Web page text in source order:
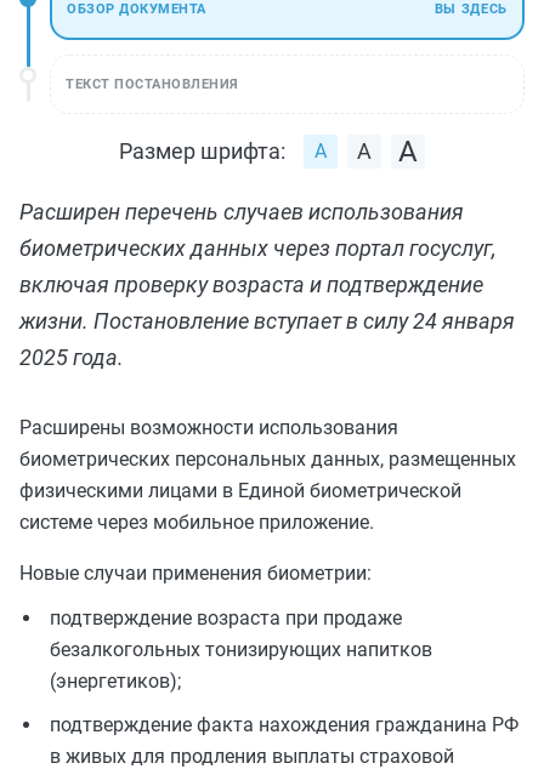
ОБЗОР ДОКУМЕНТА ВЫ ЗДЕСЬ
ТЕКСТ ПОСТАНОВЛЕНИЯ
Размер шрифта:
Расширен перечень случаев использования
биометрических данных через портал госуслуг,
включая проверку возраста и подтверждение
жизни. Постановление вступает в силу 24 января
2025 года.
Расширены возможности использования
биометрических персональных данных, размещенных
физическими лицами в Единой биометрической
системе через мобильное приложение.
Новые случаи применения биометрии:
подтверждение возраста при продаже
безалкогольных тонизирующих напитков
(энергетиков);
подтверждение факта нахождения гражданина РФ
в живых для продления выплаты страховой